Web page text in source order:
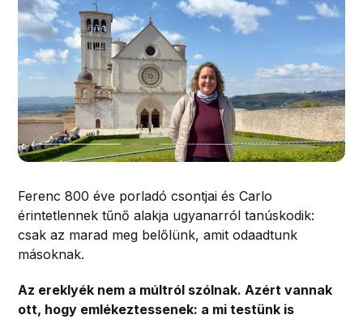
Ferenc 800 éve porladó csontjai és Carlo
érintetlennek tűnő alakja ugyanarról tanúskodik:
csak az marad meg belőlünk, amit odaadtunk
másoknak.
Az ereklyék nem a múltról szólnak. Azért vannak
ott, hogy emlékeztessenek: a mi testünk is